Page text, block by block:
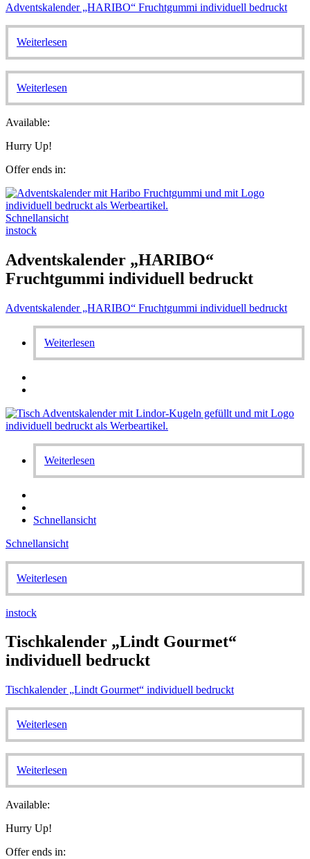
Adventskalender „HARIBO“ Fruchtgummi individuell bedruckt
Weiterlesen
Weiterlesen
Available:
Hurry Up!
Offer ends in:
Schnellansicht
instock
Adventskalender „HARIBO“
Fruchtgummi individuell bedruckt
Adventskalender „HARIBO“ Fruchtgummi individuell bedruckt
Weiterlesen
Weiterlesen
Schnellansicht
Schnellansicht
Weiterlesen
instock
Tischkalender „Lindt Gourmet“
individuell bedruckt
Tischkalender „Lindt Gourmet“ individuell bedruckt
Weiterlesen
Weiterlesen
Available:
Hurry Up!
Offer ends in: